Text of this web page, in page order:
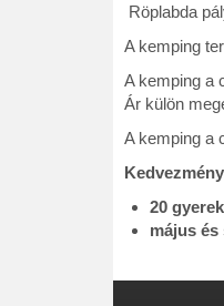
Röplabda
A kemping
A kemping a
Ár külön
A kemping a
20
május